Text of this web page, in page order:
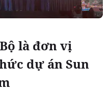
là đơn vị
dự án Sun